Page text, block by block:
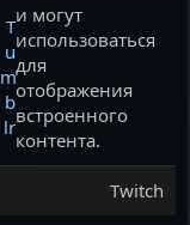
T
u
m
b
lr
и могут
использоваться
для
отображения
встроенного
контента.
Twitch